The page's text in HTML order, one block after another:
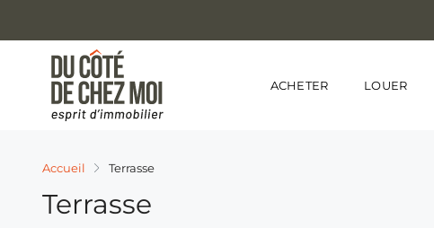
ACHETER LOUER
Accueil Terrasse
Terrasse